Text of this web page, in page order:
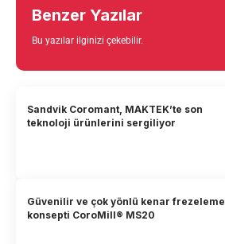
Benzer Yazılar
Bu yazılar ilginizi çekebilir.
Sandvik Coromant, MAKTEK’te son
teknoloji ürünlerini sergiliyor
Güvenilir ve çok yönlü kenar frezeleme
konsepti CoroMill® MS20